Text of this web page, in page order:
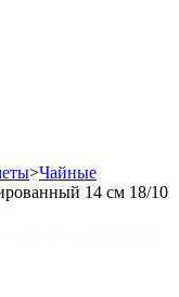
>Чайные
14 см 18/10